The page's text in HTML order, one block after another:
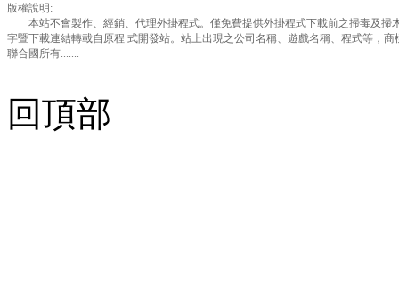
版權說明:
本站不會製作、經銷、代理外掛程式。僅免費提供外掛程式下載前之掃毒及掃
字暨下載連結轉載自原程 式開發站。站上出現之公司名稱、遊戲名稱、程式等，
聯合國所有.......
回頂部